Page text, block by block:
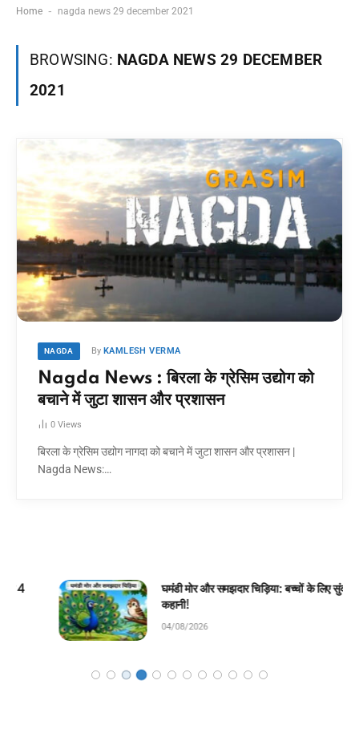
Home - nagda news 29 december 2021
BROWSING: NAGDA NEWS 29 DECEMBER
2021
NAGDA By KAMLESH VERMA
Nagda News : बिरला के ग्रेसिम उद्योग को
बचाने में जुटा शासन और प्रशासन
0 Views
बिरला के ग्रेसिम उद्योग नागदा को बचाने में जुटा शासन और प्रशासन |
Nagda News:…
घमंडी मोर और समझदार चिड़िया: बच्चों के लिए सुंदर जंगल
कहानी!
04/08/2026